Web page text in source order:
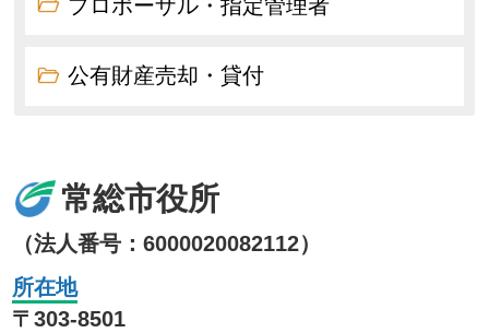
プロポーザル・指定管理者
公有財産売却・貸付
常総市役所
（法人番号：6000020082112）
所在地
〒303-8501